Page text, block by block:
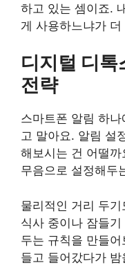
하고 있는 셈이죠.
게 사용하느냐가
디지털 디톡
전략
스마트폰 알림 하
고 말아요. 알림 설
해보시는 건 어떨
무음으로 설정해두
물리적인 거리 두
식사 중이나 잠들
두는 규칙을 만들
들고 들어갔다가